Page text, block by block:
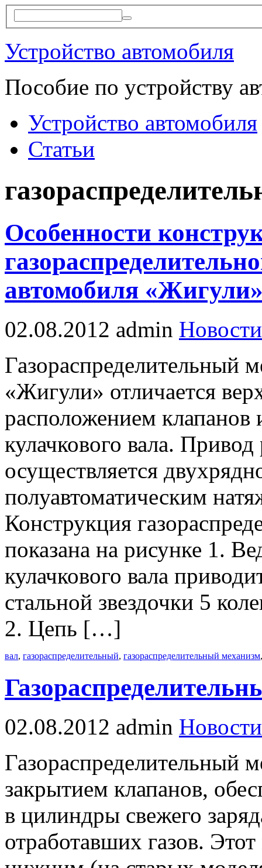
Устройство автомобиля
Пособие по устройству
Устройство автомобиля
Статьи
Особенности
автомобиля
02.08.2012 admin Новости
Газораспределительный
«Жигули» отличается
расположением
кулачкового вала.
осуществляется
полуавтоматическим
Конструкция
показана на рисунке 1.
кулачкового вала
стальной звездочки 5
2. Цепь […]
вал, газораспределительный, газораспределительный механизм
02.08.2012 admin Новости
Газораспределительный
закрытием клапанов,
в цилиндры свежего
отработавших газов.